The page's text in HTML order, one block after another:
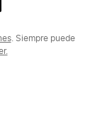
. Siempre puede